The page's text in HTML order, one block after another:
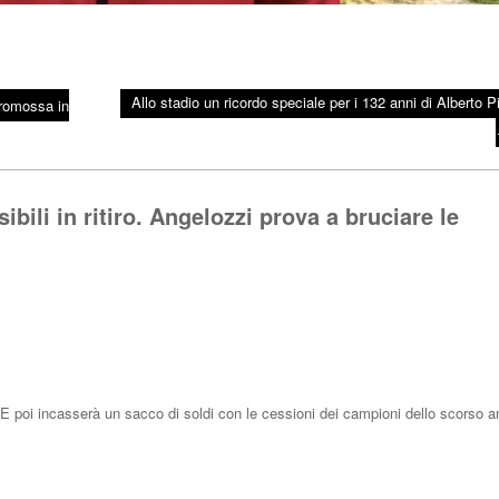
in
Allo stadio un ricordo speciale per i 132 anni di Alberto
in ritiro. Angelozzi prova a bruciare le
poi incasserà un sacco di soldi con le cessioni dei campioni dello scorso